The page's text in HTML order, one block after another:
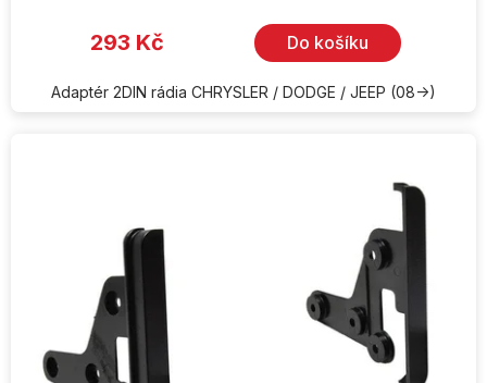
293 Kč Do košíku
Adaptér 2DIN rádia CHRYSLER / DODGE / JEEP (08->)